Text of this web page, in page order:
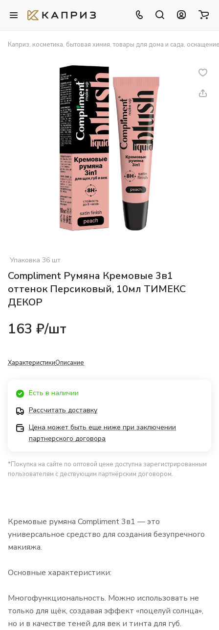
Каприз, косметика, бытовая химия, товары для дома и сада,
Упаковка 36 шт
Compliment Румяна Кремовые 3в1
оттенок Персиковый, 10мл ТИМЕКС
ДЕКОР
163 ₽/шт
ХарактеристикиОписание
Есть в наличии
Рассчитать доставку
Цена может быть еще ниже при заключении
партнерского договора
*Покупка на сайте по оптовой цене доступна зарегистрированным
пользователям с дествующим партнёрским договором.
Кремовые румяна Compliment 3в1 — это
универсальное средство для создания безупречного
макияжа.
Основные характеристики:
Многофункциональность. Можно использовать не
только для щёк, создавая эффект «поцелуй солнца»,
но и в качестве теней для век и тинта для губ.